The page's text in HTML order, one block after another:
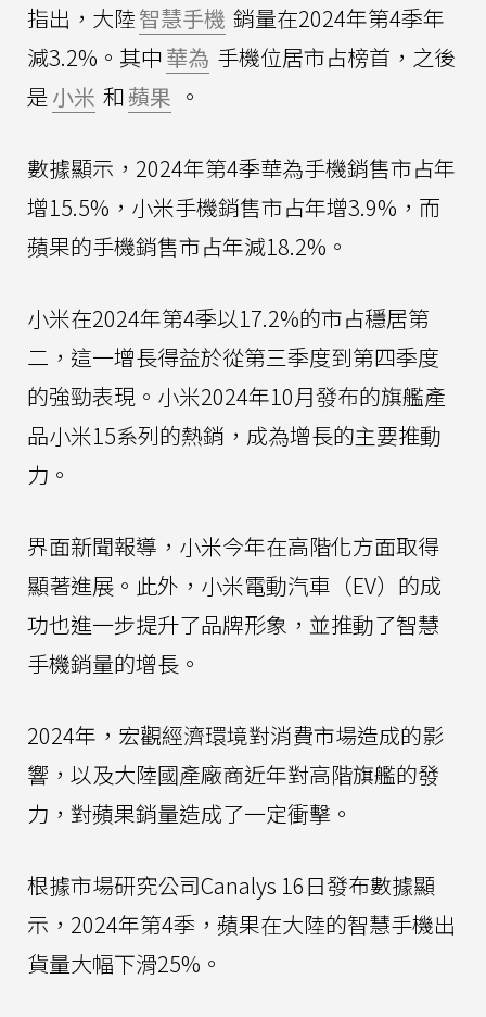
指出，大陸智慧手機 銷量在2024年第4季年
減3.2%。其中華為 手機位居市占榜首，之後
是小米 和蘋果 。
數據顯示，2024年第4季華為手機銷售市占年
增15.5%，小米手機銷售市占年增3.9%，而
蘋果的手機銷售市占年減18.2%。
小米在2024年第4季以17.2%的市占穩居第
二，這一增長得益於從第三季度到第四季度
的強勁表現。小米2024年10月發布的旗艦產
品小米15系列的熱銷，成為增長的主要推動
力。
界面新聞報導，小米今年在高階化方面取得
顯著進展。此外，小米電動汽車（EV）的成
功也進一步提升了品牌形象，並推動了智慧
手機銷量的增長。
2024年，宏觀經濟環境對消費市場造成的影
響，以及大陸國產廠商近年對高階旗艦的發
力，對蘋果銷量造成了一定衝擊。
根據市場研究公司Canalys 16日發布數據顯
示，2024年第4季，蘋果在大陸的智慧手機出
貨量大幅下滑25%。